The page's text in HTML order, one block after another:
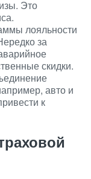
Это
лояльности
за
скидки.
авто и
к